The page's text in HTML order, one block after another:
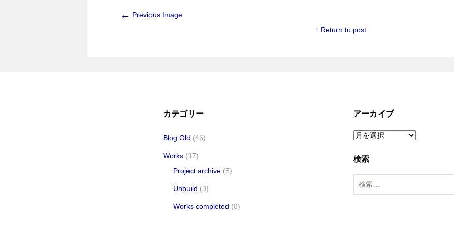
← Previous Image
↑ Return to post
カテゴリー
Blog Old (46)
Works (17)
Project archive (5)
Unbuild (3)
Works completed (8)
アーカイブ
ア
カ
イ
ブ
検索
索